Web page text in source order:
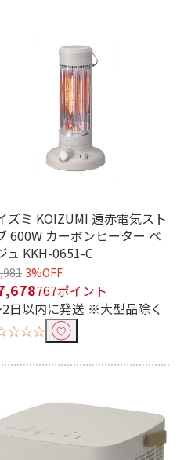
ズミ KOIZUMI 遠赤電気スト
600W カーボンヒーター ベ
ュ KKH-0651-C
3%OFF
767ポイント
日以内に発送 ※大型品除く